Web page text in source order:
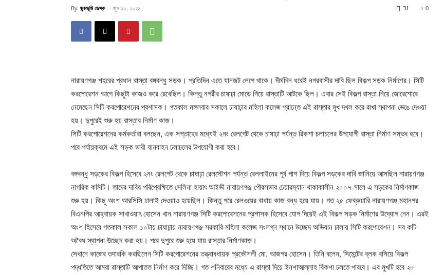
By জন্মভূমি ডেস্ক - জুন ১০, ২০২৬ 0
31
নারায়ণগঞ্জ শহরের প্রধান রাস্তা বঙ্গবন্ধু সড়ক। প্রতিদিন এতে যানজট লেগে থাকে। দীর্ঘদিন ধরেই নগরবাসীর দাবি ছিল বিকল্প সড়ক নির্মাণের। সিটি
করপোরেশন আগে কিছুটা কাজও করে রেখেছিল। কিন্তু নগরীর চাষাঢ়া মোড়ে গিয়ে রাস্তাটি আটকে ছিল। এবার সেই বিকল্প রাস্তা নিয়ে জোরেশোরে
নেমেছেন সিটি করপোরেশনের প্রশাসক। গতকাল মঙ্গলবার সকালে চাষাঢ়ার মহিলা কলেজ প্রান্তে এই রাস্তার মুখ দখল করে রাখা স্থাপনা ভেঙে দেওয়া
হয়। দুপুরেই শুরু হয় রাস্তার নির্মাণ কাজ।
সিটি করপোরেশনের কর্মকর্তারা বলছেন, এক সপ্তাহের মধ্যেই ২নং রেলগেট থেকে চাষাঢ়া পর্যন্ত রিকশা চলাচলের উপযোগী রাস্তা নির্মাণ সম্ভব হবে।
পরে পর্যায়ক্রমে এই সড়ক ভারী যানবাহন চলাচলের উপযোগী করা হবে।
বঙ্গবন্ধু সড়কের বিকল্প হিসেবে ২নং রেলগেট থেকে চাষাঢ়া রেলস্টেশন পর্যন্ত রেললাইনের পূর্ব পাশ দিয়ে বিকল্প সড়কের দাবি জানিয়ে আসছিল নারায়ণগঞ্জ
নাগরিক কমিটি। তাদের দাবির পরিপ্রেক্ষিতে সেলিনা হায়াৎ আইভী নারায়ণগঞ্জ পৌরসভার চেয়ারম্যান থাকাকালীন ২০০৭ সালে এ সড়কের নির্মাণকাজ
শুরু হয়। কিছু অংশ আরসিসি ঢালাই দেওয়াও হয়েছিল। কিন্তু পরে রেলওয়ের বাধায় কাজ বন্ধ হয়ে যায়। গত ২৫ ফেব্রুয়ারি নারায়ণগঞ্জ মহানগর
বিএনপির আহ্বায়ক সাখাওয়াৎ হোসেন খান নারায়ণগঞ্জ সিটি করপোরেশনের প্রশাসক হিসেবে যোগ দিয়েই এই বিকল্প সড়ক নির্মাণের উদ্যোগ নেন। এরই
অংশ হিসেবে গতকাল সকাল ১০টায় চাষাঢ়ায় নারায়ণগঞ্জ সরকারি মহিলা কলেজ সংলগ্ন স্থানে উচ্ছেদ অভিযান চালায় সিটি করপোরেশন। সব কটি
অবৈধ স্থাপনা উচ্ছেদ করা হয়। পরে দুপুরে শুরু হয়ে যায় রাস্তার নির্মাণকাজ।
সেখানে কাজের তদারকি করছিলেন সিটি করপোরেশনের তত্ত্বাবধায়ক প্রকৌশলী মো. আজগর হোসেন। তিনি বলেন, সিমেন্টের ব্লক বসিয়ে বিকল্প
পদ্ধতিতে আমরা রাস্তাটি আপাতত নির্মাণ করে দিচ্ছি। গত শনিবারের মধ্যে এ রাস্তা দিয়ে ইনশাআল্লাহ রিকশা চলতে পারবে। এর মুখটি হবে ২০